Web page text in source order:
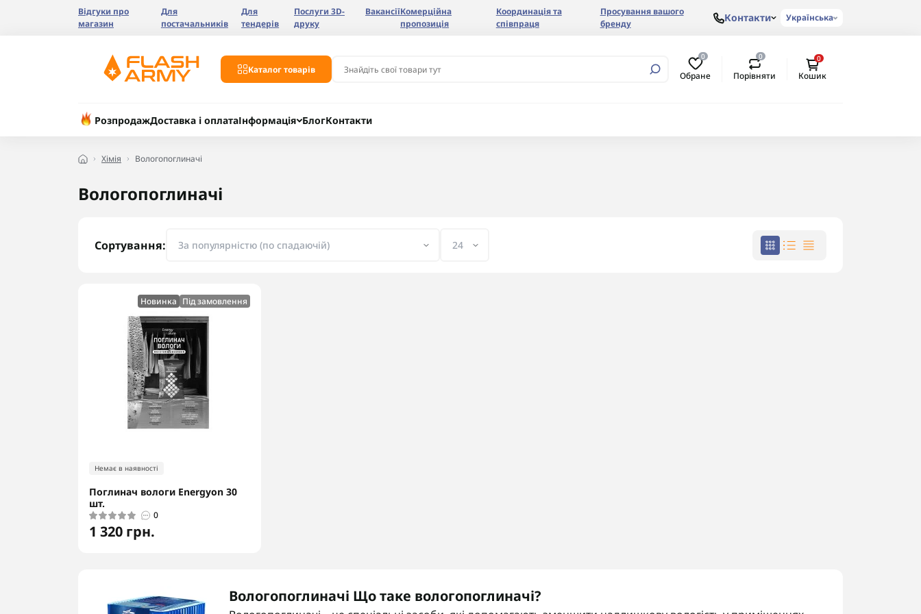
Відгуки про
магазин
Для
постачальників
Для
тендерів
Послуги 3D-
друку
ВакансіїКомерційна
пропозиція
Координація та
співпраця
Просування вашого
бренду
Контакти Українська
Каталог товарів
0
Обране
0
Порівняти
0
Кошик
РозпродажДоставка і оплатаІнформація БлогКонтакти
Хімія Вологопоглиначі
Вологопоглиначі
Сортування:
Новинка Під замовлення
Немає в наявності
Поглинач вологи Energyon 30
шт.
0
1 320 грн.
Вологопоглиначі Що таке вологопоглиначі?